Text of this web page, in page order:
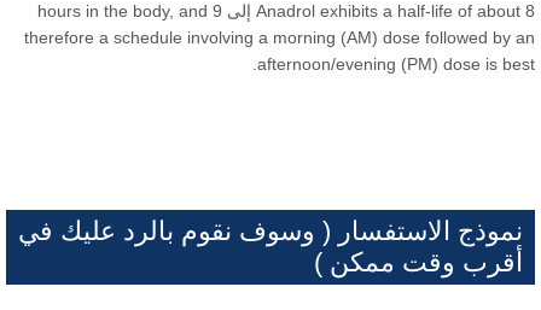
Anadrol exhibits a half-life of about
hours in the body,and
therefore a schedule involving a morning(AM)dose followed by
afternoon/evening(PM)dose is
.
نموذج الاستفسار ( وسوف نقوم بالرد عليك في
أقرب وقت ممكن )